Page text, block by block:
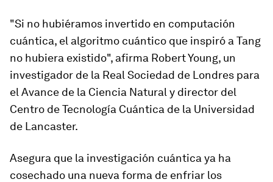
"Si no hubiéramos invertido en computación
cuántica, el algoritmo cuántico que inspiró a Tang
no hubiera existido", afirma Robert Young, un
investigador de la Real Sociedad de Londres para
el Avance de la Ciencia Natural y director del
Centro de Tecnología Cuántica de la Universidad
de Lancaster.
Asegura que la investigación cuántica ya ha
cosechado una nueva forma de enfriar los